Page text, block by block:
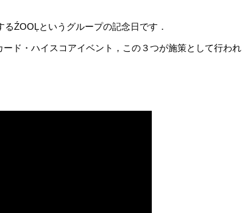
ŹOOĻというグループの記念日です．
ド・ハイスコアイベント，この３つが施策として行われ